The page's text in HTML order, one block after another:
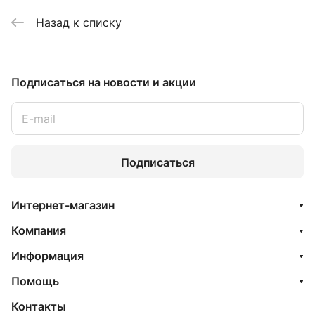
Назад к списку
Подписаться на новости и акции
Подписаться
Интернет-магазин
Компания
Информация
Помощь
Контакты